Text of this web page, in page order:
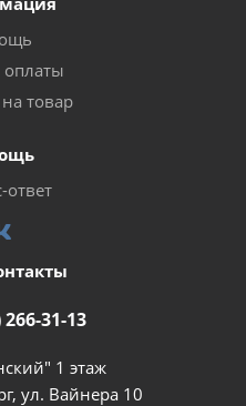
оплаты
товар
ответ
266-31-13
1 этаж
ул. Вайнера 10